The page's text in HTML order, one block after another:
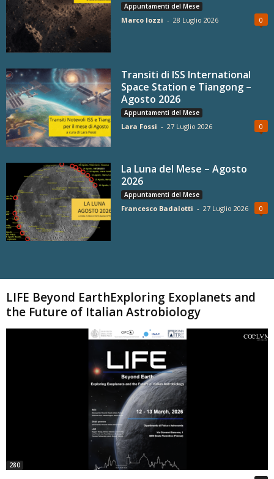
Appuntamenti del Mese
Marco Iozzi - 28 Luglio 2026 0
Transiti di ISS International
Space Station e Tiangong –
Agosto 2026
Appuntamenti del Mese
Lara Fossi - 27 Luglio 2026 0
La Luna del Mese – Agosto
2026
Appuntamenti del Mese
Francesco Badalotti - 27 Luglio 2026 0
LIFE Beyond EarthExploring Exoplanets and
the Future of Italian Astrobiology
280